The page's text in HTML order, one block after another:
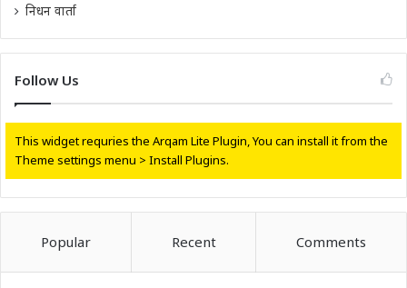
निधन वार्ता
Follow Us
This widget requries the Arqam Lite Plugin, You can install it from the
Theme settings menu > Install Plugins.
Popular Recent Comments